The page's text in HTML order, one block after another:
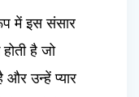
में इस संसार
है जो
उन्हें प्यार